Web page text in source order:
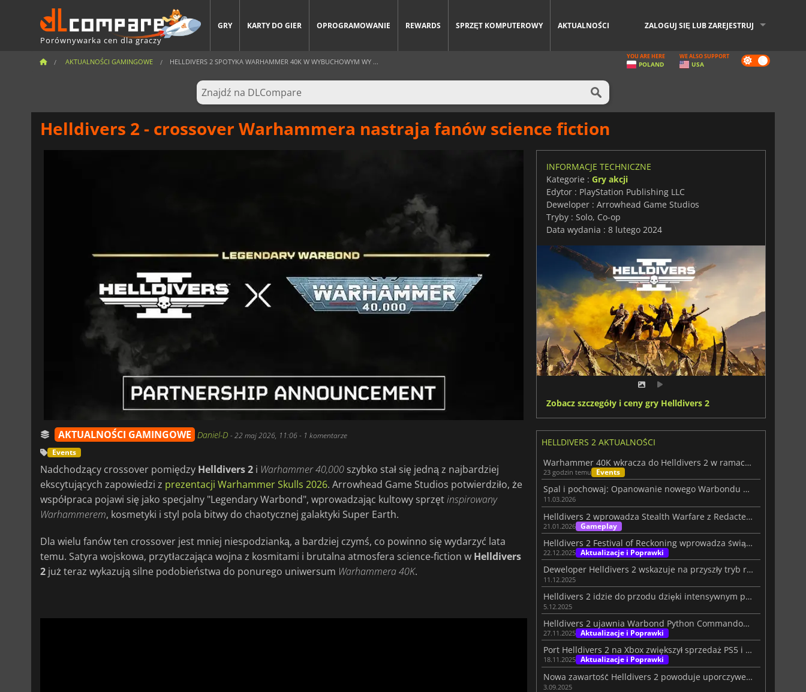
Porównywarka cen dla graczy
GRY KARTY DO GIER OPROGRAMOWANIE REWARDS SPRZĘT KOMPUTEROWY AKTUALNOŚCI ZALOGUJ SIĘ LUB ZAREJESTRUJ
AKTUALNOŚCI GAMINGOWE HELLDIVERS 2 SPOTYKA WARHAMMER 40K W WYBUCHOWYM WY ... Dark
mode
YOU ARE HERE
POLAND
WE ALSO SUPPORT
USA
Helldivers 2 - crossover Warhammera nastraja fanów science fiction
AKTUALNOŚCI GAMINGOWE Daniel-D -22 maj 2026, 11:06- 1 komentarze
Events
Nadchodzący crossover pomiędzy Helldivers 2 i Warhammer 40,000 szybko stał się jedną z najbardziej
ekscytujących zapowiedzi z prezentacji Warhammer Skulls 2026. Arrowhead Game Studios potwierdziło, że
współpraca pojawi się jako specjalny "Legendary Warbond", wprowadzając kultowy sprzętinspirowany
Warhammerem, kosmetyki i styl pola bitwy do chaotycznej galaktyki Super Earth.
Dla wielu fanów ten crossover jest mniej niespodzianką, a bardziej czymś, co powinno się wydarzyć lata
temu. Satyra wojskowa, przytłaczająca wojna z kosmitami i brutalna atmosfera science-fiction w Helldivers
2 już teraz wykazują silne podobieństwa do ponurego uniwersum Warhammera 40K.
INFORMACJE TECHNICZNE
Kategorie : Gry akcji
Edytor : PlayStation Publishing LLC
Deweloper : Arrowhead Game Studios
Tryby : Solo, Co-op
Data wydania : 8 lutego 2024
Zobacz szczegóły i ceny gry Helldivers 2
HELLDIVERS 2 AKTUALNOŚCI
Warhammer 40K wkracza do Helldivers 2 w ramach epickiej nowej współpracy
23 godzin temu Events
Spal i pochowaj: Opanowanie nowego Warbondu Helldivers 2
11.03.2026
Helldivers 2 wprowadza Stealth Warfare z Redacted Regiment
21.01.2026 Gameplay
Helldivers 2 Festival of Reckoning wprowadza świąteczny chaos
22.12.2025 Aktualizacje i Poprawki
Deweloper Helldivers 2 wskazuje na przyszły tryb roguelite
11.12.2025
Helldivers 2 idzie do przodu dzięki intensywnym pracom optymalizacyjnym
5.12.2025
Helldivers 2 ujawnia Warbond Python Commandos na grudzień 2025
27.11.2025 Aktualizacje i Poprawki
Port Helldivers 2 na Xbox zwiększył sprzedaż PS5 i PC, potwierdza Sony
18.11.2025 Aktualizacje i Poprawki
Nowa zawartość Helldivers 2 powoduje uporczywe problemy z wydajnością
3.09.2025